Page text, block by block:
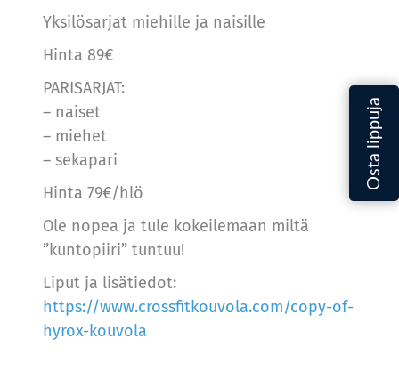
Yksilösarjat miehille ja naisille
Hinta 89€
PARISARJAT:
– naiset
– miehet
– sekapari
Hinta 79€/hlö
Ole nopea ja tule kokeilemaan miltä
”kuntopiiri” tuntuu!
Liput ja lisätiedot:
https://www.crossfitkouvola.com/copy-of-
hyrox-kouvola